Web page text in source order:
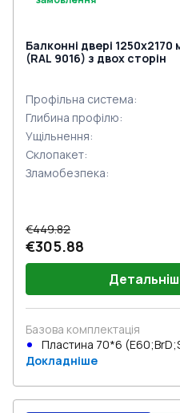
Балконні двері 1250x2170
(RAL 9016) з двох сторін
Профільна система:
Глибина профілю:
Ущільнення:
Склопакет:
Зламобезпека:
€449.82
€305.88
Базова комплектація
Пластина 70*6
Докладніше